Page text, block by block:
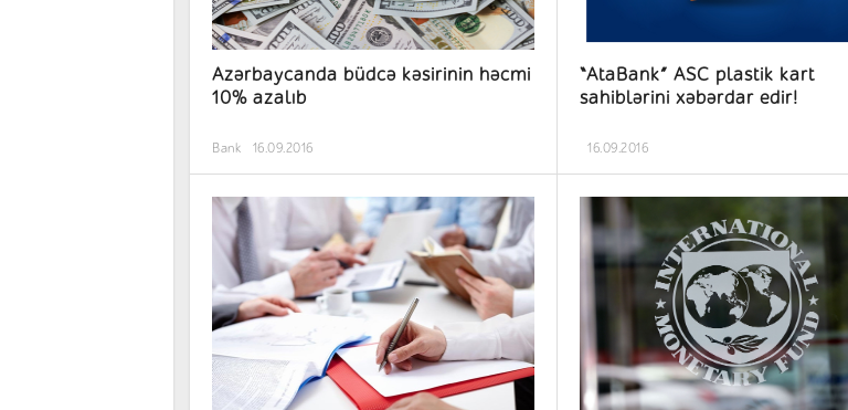
Azərbaycanda büdcə kəsirinin həcmi
10% azalıb
Bank 16.09.2016
“AtaBank” ASC plastik kart
sahiblərini xəbərdar edir!
16.09.2016